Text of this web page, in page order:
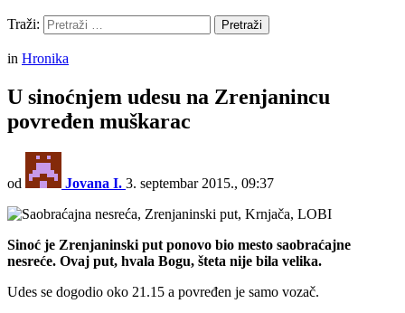
Traži:
Pretraži
in Hronika
U sinoćnjem udesu na Zrenjanincu
povređen muškarac
od Jovana I. 3. septembar 2015., 09:37
Sinoć je Zrenjaninski put ponovo bio mesto saobraćajne
nesreće. Ovaj put, hvala Bogu, šteta nije bila velika.
Udes se dogodio oko 21.15 a povređen je samo vozač.